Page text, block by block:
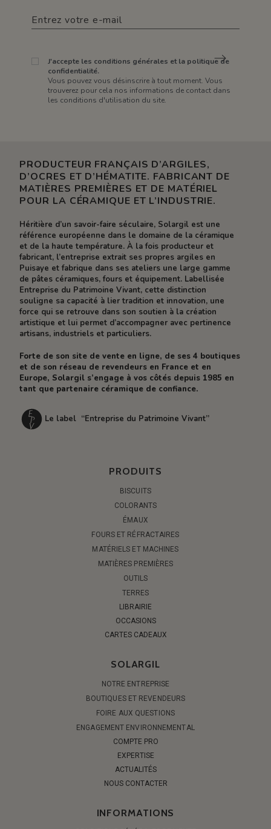
J'accepte les conditions générales et la politique de
confidentialité.
Vous pouvez vous désinscrire à tout moment. Vous
trouverez pour cela nos informations de contact dans
les conditions d'utilisation du site.
PRODUCTEUR FRANÇAIS D’ARGILES,
D’OCRES ET D’HÉMATITE. FABRICANT DE
MATIÈRES PREMIÈRES ET DE MATÉRIEL
POUR LA CÉRAMIQUE ET L’INDUSTRIE.
Héritière d’un savoir-faire séculaire, Solargil est une
référence européenne dans le domaine de la céramique
et de la haute température. À la fois producteur et
fabricant, l’entreprise extrait ses propres argiles en
Puisaye et fabrique dans ses ateliers une large gamme
de pâtes céramiques, fours et équipement. Labellisée
Entreprise du Patrimoine Vivant, cette distinction
souligne sa capacité à lier tradition et innovation, une
force qui se retrouve dans son soutien à la création
artistique et lui permet d’accompagner avec pertinence
artisans, industriels et particuliers.
Forte de son site de vente en ligne, de ses 4 boutiques
et de son réseau de revendeurs en France et en
Europe, Solargil s’engage à vos côtés depuis 1985 en
tant que partenaire céramique de confiance.
Le label “Entreprise du Patrimoine Vivant”
PRODUITS
BISCUITS
COLORANTS
ÉMAUX
FOURS ET RÉFRACTAIRES
MATÉRIELS ET MACHINES
MATIÈRES PREMIÈRES
OUTILS
TERRES
LIBRAIRIE
OCCASIONS
CARTES CADEAUX
SOLARGIL
NOTRE ENTREPRISE
BOUTIQUES ET REVENDEURS
FOIRE AUX QUESTIONS
ENGAGEMENT ENVIRONNEMENTAL
COMPTE PRO
EXPERTISE
ACTUALITÉS
NOUS CONTACTER
INFORMATIONS